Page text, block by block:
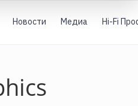
Новости Медиа Hi-Fi